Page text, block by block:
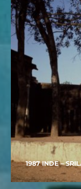
1987 INDE –